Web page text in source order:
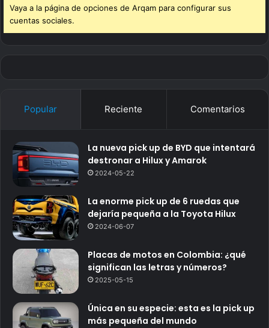
Vaya a la página de opciones de Arqam para configurar sus
cuentas sociales.
Popular Reciente Comentarios
La nueva pick up de BYD que intentará
destronar a Hilux y Amarok
2024-05-22
La enorme pick up de 6 ruedas que
dejaría pequeña a la Toyota Hilux
2024-06-07
Placas de motos en Colombia: ¿qué
significan las letras y números?
2025-05-15
Única en su especie: esta es la pick up
más pequeña del mundo